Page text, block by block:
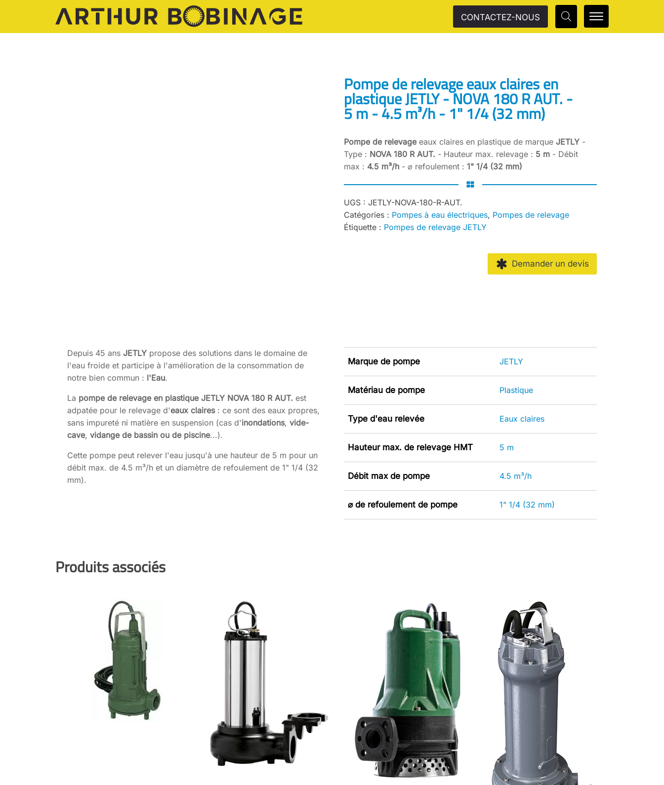
CONTACTEZ-NOUS
Pompe de relevage eaux claires en
plastique JETLY - NOVA 180 R AUT. -
5 m - 4.5 m³/h - 1" 1/4 (32 mm)
Pompe de relevageeaux claires en plastique de marque JETLY -
Type : NOVA 180 R AUT. - Hauteur max. relevage : 5 m - Débit
max : 4.5 m³/h - ⌀ refoulement : 1" 1/4 (32 mm)
UGS : JETLY-NOVA-180-R-AUT.
Catégories : Pompes à eau électriques, Pompes de relevage
Étiquette : Pompes de relevage JETLY
Demander un devis
Depuis 45 ans JETLY propose des solutions dans le domaine de
l'eau froide et participe à l'amélioration de la consommation de
notre bien commun : l'Eau.
La pompe de relevage en plastique JETLY NOVA 180 R AUT. est
adpatée pour le relevage d'eaux claires: ce sont des eaux propres,
sans impureté ni matière en suspension (cas d'inondations, vide-
cave, vidange de bassin ou de piscine...).
Cette pompe peut relever l'eau jusqu'à une hauteur de 5 m pour un
débit max. de 4.5 m³/h et un diamètre de refoulement de 1" 1/4 (32
mm).
Marque de pompe JETLY
Matériau de pompe Plastique
Type d'eau relevée Eaux claires
Hauteur max. de relevage HMT 5 m
Débit max de pompe 4.5 m³/h
⌀ de refoulement de pompe 1" 1/4 (32 mm)
Produits associés